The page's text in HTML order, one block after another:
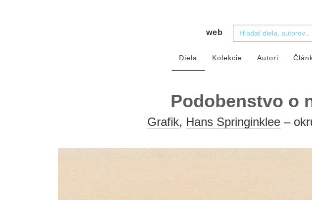
web
Diela Kolekcie Autori
Podobenstvo o
Grafik, Hans Springinklee –